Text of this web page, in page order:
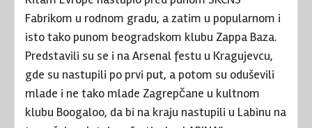
Fabrikom u rodnom gradu, a zatim u popularnom i
isto tako punom beogradskom klubu Zappa Baza.
Predstavili su se i na Arsenal festu u Kragujevcu,
gde su nastupili po prvi put, a potom su oduševili
mlade i ne tako mlade Zagrepčane u kultnom
klubu Boogaloo, da bi na kraju nastupili u Labinu na